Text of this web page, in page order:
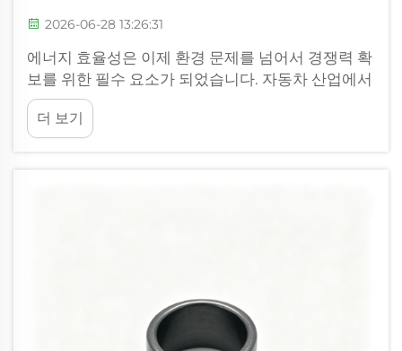
2026-06-28 13:26:31
에너지 효율성은 이제 환경 문제를 넘어서 경쟁력 확
보를 위한 필수 요소가 되었습니다. 자동차 산업에서
부터 산업용 기계, 전자 기기까지 전체 시스템의 성
능은 에너지 소비 효율에 크게 의존합니다...
더 보기